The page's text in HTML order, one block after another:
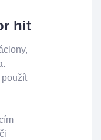
hit
použít